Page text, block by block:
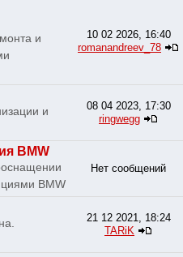
и
10 02 2026, 16:40
romanandreev_78
и
08 04 2023, 17:30
ringwegg
BMW
BMW
Нет сообщений
21 12 2021, 18:24
TARiK